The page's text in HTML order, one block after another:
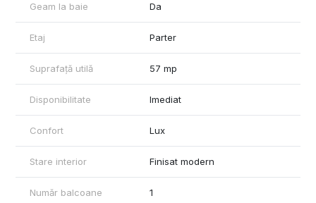
Geam la baie Da
Etaj Parter
Suprafață utilă 57 mp
Disponibilitate Imediat
Confort Lux
Stare interior Finisat modern
Număr balcoane 1